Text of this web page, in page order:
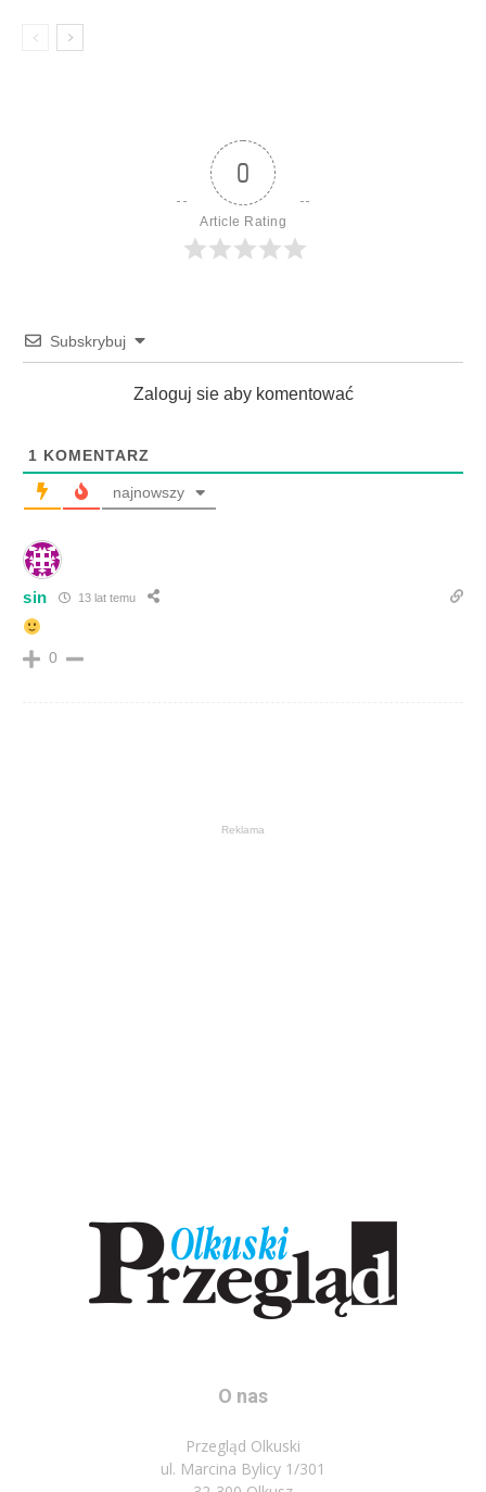
0
Article Rating
Subskrybuj
Zaloguj sie aby komentować
1 KOMENTARZ
najnowszy
sin 13 lat temu
0
Reklama
O nas
Przegląd Olkuski
ul. Marcina Bylicy 1/301